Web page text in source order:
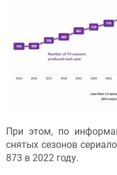
При этом, по
снятых сезонов
873 в 2022 году.